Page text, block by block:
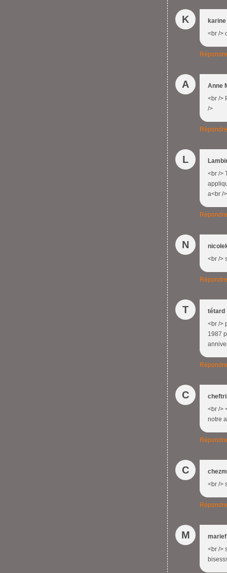
K
karine
<br />
Répondre
A
Anne
<br />
/>
Répondre
L
<br />
a<br /
Répondre
N
<br />
Répondre
T
tétard
<br />
1987
Répondre
C
<br />
notre
Répondre
C
<br />
Répondre
M
marief
<br />